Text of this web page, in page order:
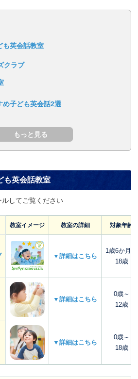
も英会話教室
クラブ
め子ども英会話2選
も英会話教室
してご覧ください
教室イメージ 教室の詳細 対象年齢
▼詳細はこちら
1歳6か月～
18歳
▼詳細はこちら
0歳～
12歳
▼詳細はこちら
0歳～
18歳